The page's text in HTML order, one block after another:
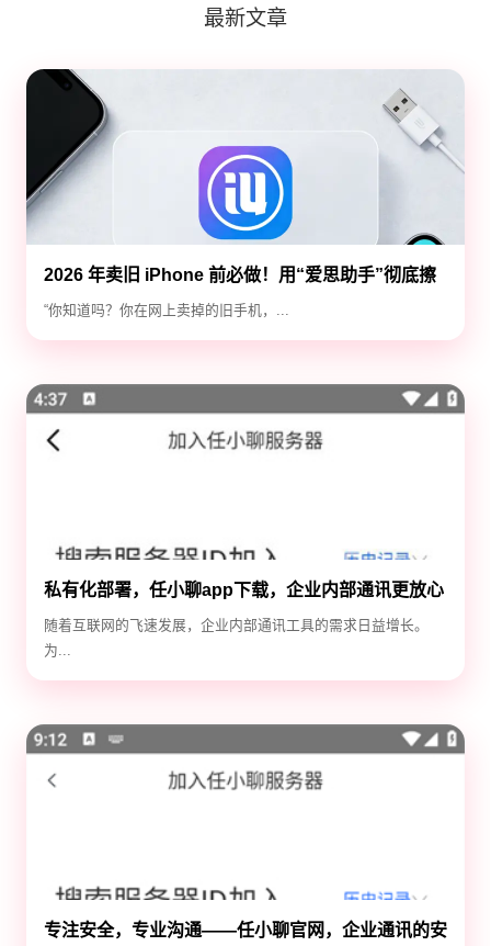
最新文章
2026 年卖旧 iPhone 前必做！用“爱思助手”彻底擦
除隐私，防止数据泄露
“你知道吗？你在网上卖掉的旧手机，...
私有化部署，任小聊app下载，企业内部通讯更放心
随着互联网的飞速发展，企业内部通讯工具的需求日益增长。
为...
专注安全，专业沟通——任小聊官网，企业通讯的安